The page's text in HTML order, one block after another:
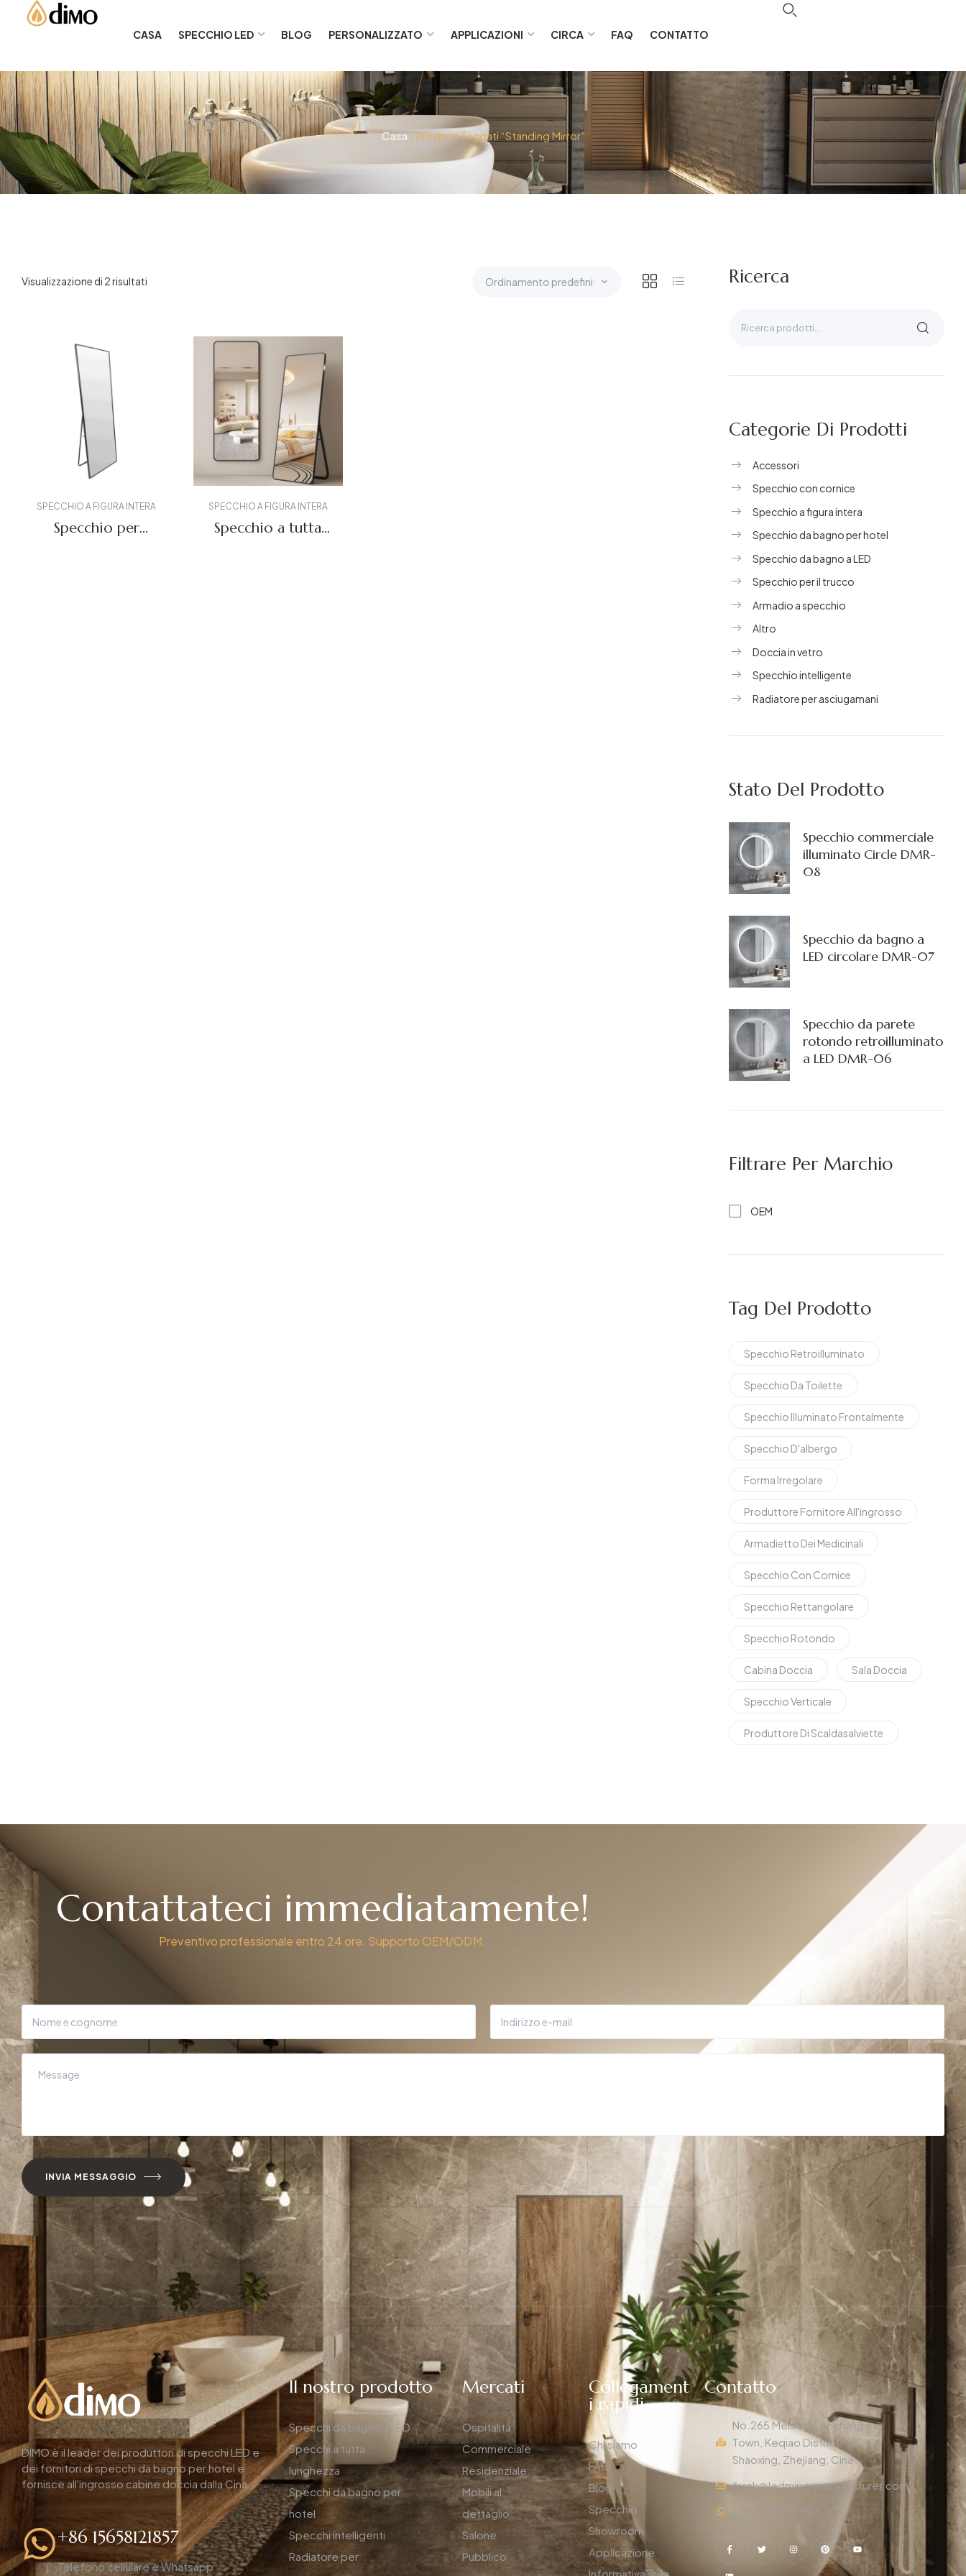
CASA SPECCHIO LED BLOG PERSONALIZZATO APPLICAZIONI CIRCA FAQ CONTATTO
Casa / Prodotti Taggati “standing Mirror”
Visualizzazione di 2 risultati
SPECCHIO A FIGURA INTERA
Specchio per
SPECCHIO A FIGURA INTERA
Specchio a tutta
Ricerca
Categorie Di Prodotti
Accessori
Specchio con cornice
Specchio a figura intera
Specchio da bagno per hotel
Specchio da bagno a LED
Specchio per il trucco
Armadio a specchio
Altro
Doccia in vetro
Specchio intelligente
Radiatore per asciugamani
Stato Del Prodotto
Specchio commerciale
illuminato Circle DMR-
08
Specchio da bagno a
LED circolare DMR-07
Specchio da parete
rotondo retroilluminato
a LED DMR-06
Filtrare Per Marchio
OEM
Tag Del Prodotto
Specchio Retroilluminato
Specchio Da Toilette
Specchio Illuminato Frontalmente
Specchio D'albergo
Forma Irregolare
Produttore Fornitore All'ingrosso
Armadietto Dei Medicinali
Specchio Con Cornice
Specchio Rettangolare
Specchio Rotondo
Cabina Doccia Sala Doccia
Specchio Verticale
Produttore Di Scaldasalviette
Contattateci immediatamente!
Preventivo professionale entro 24 ore. Supporto OEM/ODM.
INVIA MESSAGGIO
DIMO è il leader dei produttori di specchi LED e
dei fornitori di specchi da bagno per hotel e
fornisce all'ingrosso cabine doccia dalla Cina.
+86 15658121857
Telefono cellulare e Whatsapp
Il nostro prodotto
Specchi da bagno a LED
Specchi a tutta
lunghezza
Specchi da bagno per
hotel
Specchi intelligenti
Radiatore per
Mercati
Ospitalità
Commerciale
Residenziale
Mobili al
dettaglio
Salone
Pubblico
Collegament
i rapidi
Chi siamo
FAQ
Blog
Specchio
Showroom
Applicazione
Contatto
No.265 Meishulu, Anchang
Town, Keqiao District,
Shaoxing, Zhejiang, Cina
frank@ledmirrormanufacturer.com
+86 15658121857